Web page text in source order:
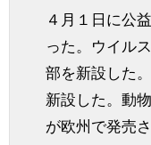
４月１日に公
った。ウイル
部を新設した
新設した。動
が欧州で発売さ